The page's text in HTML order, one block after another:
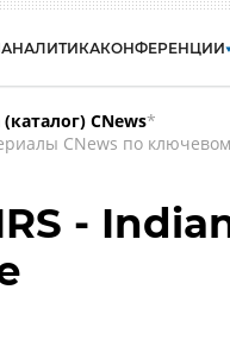
АНАЛИТИКАКОНФЕРЕНЦИИ
CNews*
CNews по
-